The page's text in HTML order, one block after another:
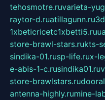
tehosmotre.ruvarieta-
raytor-d.ruatillagunn.ru
1xbeticricetc1xbetti5.ru
store-brawl-stars.rukts-
sindika-01.rusp-life.rux-
e-abis-1-c.rusindika01.ru
store-brawlstars.ru
antenna-highly.rumine-